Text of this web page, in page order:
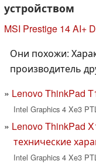
устройством
MSI Prestige 14 AI+
Они похожи:
производитель
Lenovo ThinkPad
Intel Graphics 4 Xe3
Lenovo ThinkPad
технические
Intel Graphics 4 Xe3